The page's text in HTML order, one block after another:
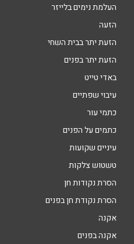
העלמת נימים בלייזר
הזעה
הזעת יתר בבית השחי
הזעת יתר בפנים
באדי טייט
עיבוי שפתיים
כתמי עור
כתמים על הפנים
עיניים שקועות
טשטוש צלקות
הסרת נקודות חן
הסרת נקודת חן בפנים
אקנה
אקנה בפנים